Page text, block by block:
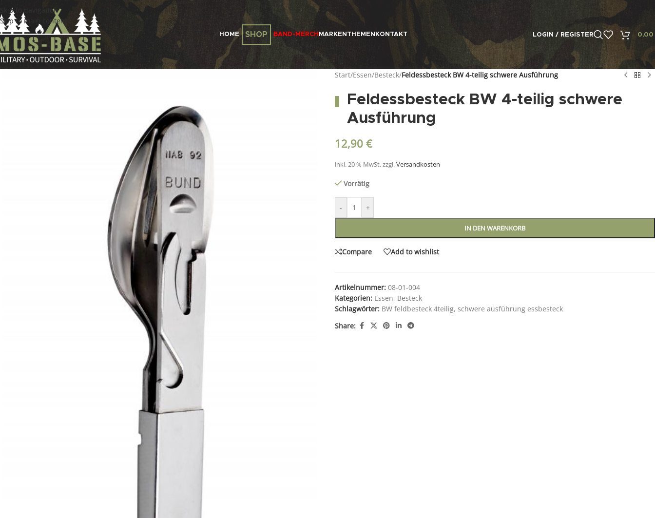
Skip to navigation
Skip to main content
HOME SHOP BAND-MERCH MARKEN THEMEN KONTAKT LOGIN / REGISTER 0,00
Start/Essen/Besteck/Feldessbesteck BW 4-teilig schwere Ausführung
Feldessbesteck BW 4-teilig schwere
Ausführung
12,90 €
inkl. 20 % MwSt.zzgl.Versandkosten
Vorrätig
- +
IN DEN WARENKORB
Compare Add to wishlist
Artikelnummer: 08-01-004
Kategorien: Essen, Besteck
Schlagwörter: BW feldbesteck 4teilig, schwere ausführung essbesteck
Share: